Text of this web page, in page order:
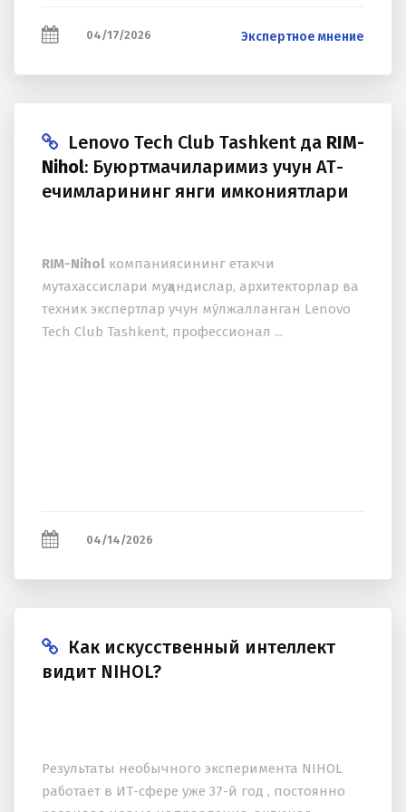
Искусственного Интеллекта...
04/17/2026 Экспертное мнение
Lenovo Tech Club Tashkent да RIM-
Nihol: Буюртмачиларимиз учун АТ-
ечимларининг янги имкониятлари
RIM-Nihol компаниясининг етакчи
мутахассислари муҳандислар, архитекторлар ва
техник экспертлар учун мўлжалланган Lenovo
Tech Club Tashkent, профессионал ...
04/14/2026
Как искусственный интеллект
видит NIHOL?
Результаты необычного эксперимента NIHOL
работает в ИТ-сфере уже 37-й год , постоянно